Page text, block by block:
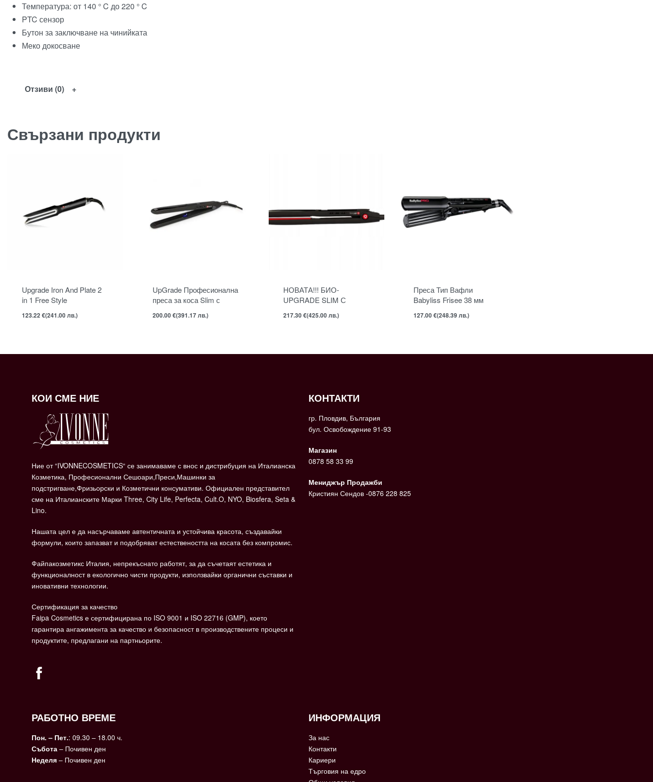
Температура: от 140 ° C до 220 ° C
PTC сензор
Бутон за заключване на чинийката
Меко докосване
Отзиви (0)
Свързани продукти
Upgrade Iron And Plate 2
in 1 Free Style
123.22€(241.00 лв.)
UpGrade Професионална
преса за коса Slim с
200.00€(391.17 лв.)
НОВАТА!!! БИО-
UPGRADE SLIM С
217.30€(425.00 лв.)
Преса Тип Вафли
Babyliss Frisee 38 мм
127.00€(248.39 лв.)
КОИ СМЕ НИЕ
Ние от “IVONNECOSMETICS“ се занимаваме с внос и дистрибуция на Италианска
Козметика, Професионални Сешоари,Преси,Машинки за
подстригване,Фризьорски и Козметични консумативи. Официален представител
сме на Италианските Марки Three, City Life, Perfecta, Cult.O, NYO, Biosfera, Seta &
Lino.
Нашата цел е да насърчаваме автентичната и устойчива красота, създавайки
формули, които запазват и подобряват естествеността на косата без компромис.
Файпакозметикс Италия, непрекъснато работят, за да съчетаят естетика и
функционалност в екологично чисти продукти, използвайки органични съставки и
иновативни технологии.
Сертификация за качество
Faipa Cosmetics е сертифицирана по ISO 9001 и ISO 22716 (GMP), което
гарантира ангажимента за качество и безопасност в производствените процеси и
продуктите, предлагани на партньорите.
КОНТАКТИ
гр. Пловдив, България
бул. Освобождение 91-93
Магазин
0878 58 33 99
Мениджър Продажби
Кристиян Сендов -0876 228 825
РАБОТНО ВРЕМЕ
Пон. – Пет.: 09.30 – 18.00 ч.
Събота – Почивен ден
Неделя – Почивен ден
ИНФОРМАЦИЯ
За нас
Контакти
Кариери
Търговия на едро